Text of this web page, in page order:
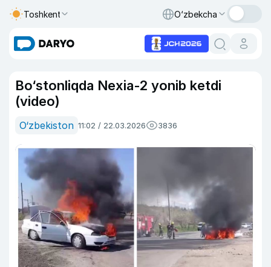
Toshkent O‘zbekcha
Bo‘stonliqda Nexia-2 yonib ketdi
(video)
O‘zbekiston 11:02 / 22.03.2026 3836